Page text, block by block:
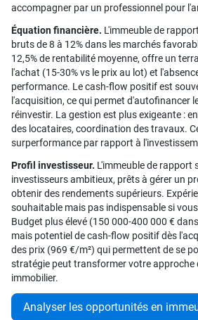
accompagner par un professionnel pour
Équation financière. L'immeuble de
bruts de 8 à 12% dans les marchés
12,5% de rentabilité moyenne, offre un
l'achat (15-30% vs le prix au lot) et
performance. Le cash-flow positif est
l'acquisition, ce qui permet d'autofinancer
réinvestir. La gestion est plus exigeante :
des locataires, coordination des travaux.
surperformance par rapport à
Profil investisseur. L'immeuble de rapport
investisseurs ambitieux, prêts à gérer un
obtenir des rendements supérieurs.
souhaitable mais pas indispensable si
Budget plus élevé (150 000-400 000 €
mais potentiel de cash-flow positif dès
des prix (969 €/m²) qui permettent de se
stratégie peut transformer votre approche
immobilier.
Analyser les opportunités en